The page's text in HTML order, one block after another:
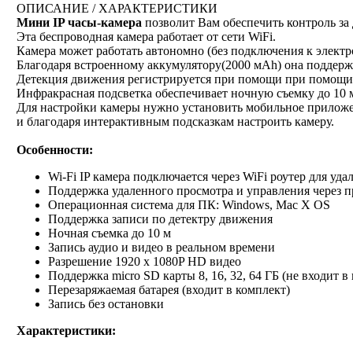
ОПИСАНИЕ / ХАРАКТЕРИСТИКИ
Мини IP часы-камера позволит Вам обеспечить контроль
Эта беспроводная камера работает от сети WiFi.
Камера может работать автономно (без подключения к
Благодаря встроенному аккумулятору(2000 мАh) она
Детекция движения регистрируется при помощи при
Инфракрасная подсветка обеспечивает ночную съемку до 10
Для настройки камеры нужно установить мобильное
и благодаря интерактивным подсказкам настроить камеру.
Особенности:
Wi-Fi IP камера подключается через WiFi роутер для
Поддержка удаленного просмотра и управления
Операционная система для ПК: Windows, Mac X OS
Поддержка записи по детектру движения
Ночная съемка до 10 м
Запись аудио и видео в реальном времени
Разрешение 1920 x 1080P HD видео
Поддержка micro SD карты 8, 16, 32, 64 ГБ (не входит в
Перезаряжаемая батарея (входит в комплект)
Запись без остановки
Характеристики: